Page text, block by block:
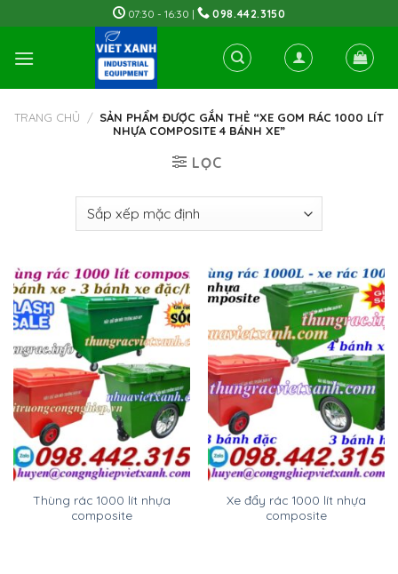
to
content
07:30 - 16:30 | 098.442.3150
TRANG CHỦ / SẢN PHẨM ĐƯỢC GẮN THẺ “XE GOM RÁC 1000 LÍT
NHỰA COMPOSITE 4 BÁNH XE”
LỌC
Thùng rác 1000 lít nhựa
composite
Xe đẩy rác 1000 lít nhựa
composite